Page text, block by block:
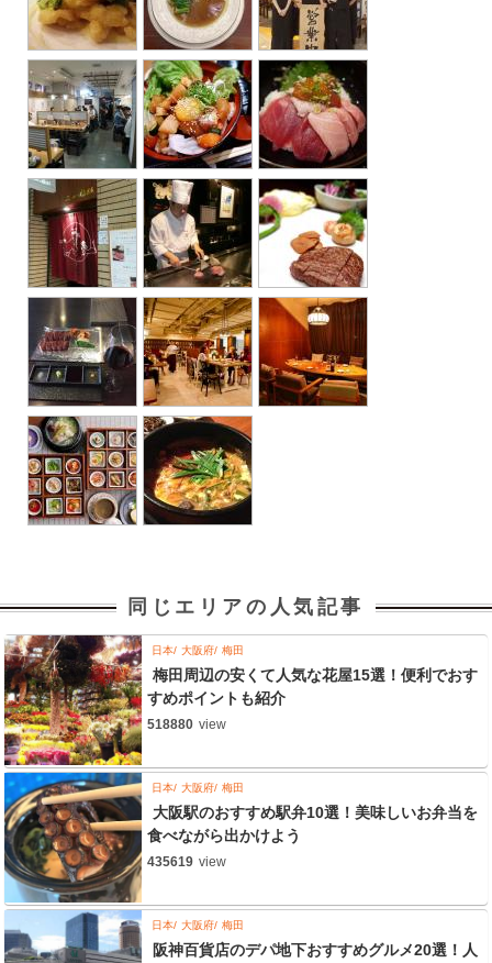
同じエリアの人気記事
日本 大阪府 梅田
梅田周辺の安くて人気な花屋15選！便利でおす
すめポイントも紹介
518880 view
日本 大阪府 梅田
大阪駅のおすすめ駅弁10選！美味しいお弁当を
食べながら出かけよう
435619 view
日本 大阪府 梅田
阪神百貨店のデパ地下おすすめグルメ20選！人